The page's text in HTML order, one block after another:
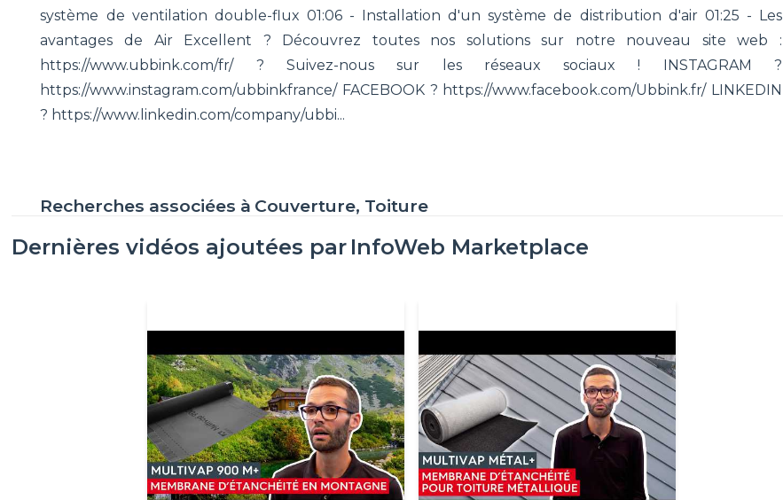
système de ventilation double-flux 01:06 - Installation d'un système de distribution d'air 01:25 - Les
avantages de Air Excellent ? Découvrez toutes nos solutions sur notre nouveau site web :
https://www.ubbink.com/fr/ ? Suivez-nous sur les réseaux sociaux ! INSTAGRAM ?
https://www.instagram.com/ubbinkfrance/ FACEBOOK ? https://www.facebook.com/Ubbink.fr/ LINKEDIN
? https://www.linkedin.com/company/ubbi...
Recherches associées à Couverture, Toiture
Dernières vidéos ajoutées par InfoWeb Marketplace